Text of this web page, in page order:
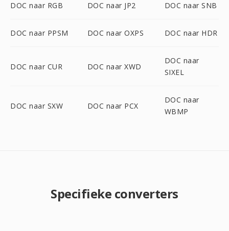
DOC naar RGB DOC naar JP2 DOC naar SNB
DOC naar PPSM DOC naar OXPS DOC naar HDR
DOC naar CUR DOC naar XWD
DOC naar
SIXEL
DOC naar SXW DOC naar PCX
DOC naar
WBMP
Specifieke converters